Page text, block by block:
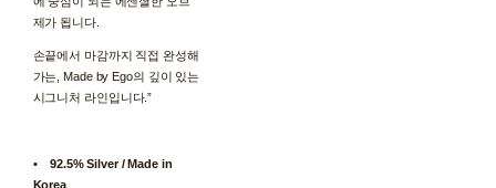
제가 됩니다.
손끝에서 마감까지 직접 완성해
가는, Made by Ego의 깊이 있는
시그니처 라인입니다.”
• 92.5% Silver / Made in
Korea